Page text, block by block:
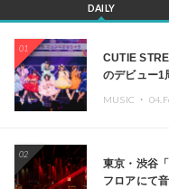
DAILY
01
CUTIE
のデビュー1
MUSIC ・
02
東京・渋谷
フロアにて